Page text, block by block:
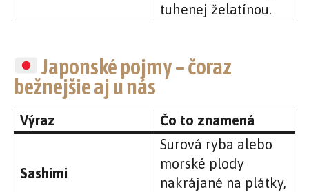
tuhenej želatínou.
Japonské pojmy – čoraz
bežnejšie aj u nás
Výraz Čo to znamená
Sashimi
Surová ryba alebo
morské plody
nakrájané na plátky,